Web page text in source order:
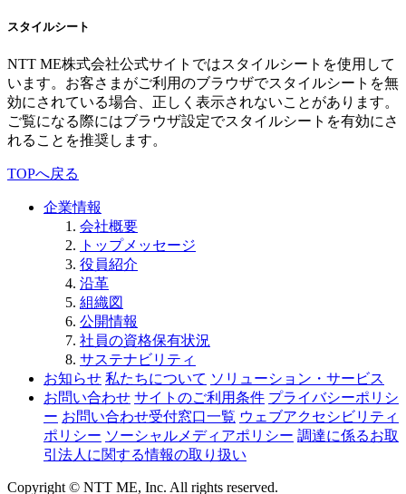
スタイルシート
NTT ME株式会社公式サイトではスタイルシートを使用して
います。お客さまがご利用のブラウザでスタイルシートを無
効にされている場合、正しく表示されないことがあります。
ご覧になる際にはブラウザ設定でスタイルシートを有効にさ
れることを推奨します。
TOPへ戻る
企業情報
会社概要
トップメッセージ
役員紹介
沿革
組織図
公開情報
社員の資格保有状況
サステナビリティ
お知らせ 私たちについて ソリューション・サービス
お問い合わせ サイトのご利用条件 プライバシーポリシ
ー お問い合わせ受付窓口一覧 ウェブアクセシビリティ
ポリシー ソーシャルメディアポリシー 調達に係るお取
引法人に関する情報の取り扱い
Copyright © NTT ME, Inc. All rights reserved.